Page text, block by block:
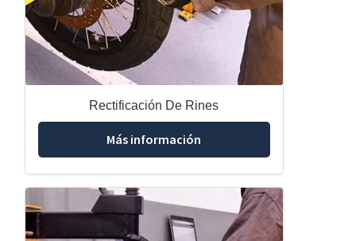
Rectificación De Rines
Más información